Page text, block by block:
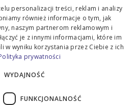
personalizacji treści, reklam i analizy
również informacje o tym, jak
naszym partnerom reklamowym i
je z innymi informacjami, które im
w wyniku korzystania przez Ciebie z ich
prywatności
WYDAJNOŚĆ
FUNKCJONALNOŚĆ